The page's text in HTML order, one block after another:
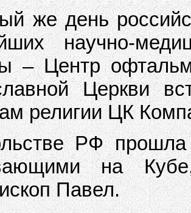
же день
научно-
– Центр
Церкви
религии ЦК
РФ прошла
на
Павел.